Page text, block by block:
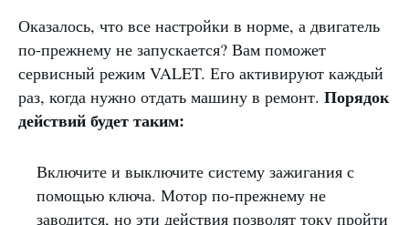
Оказалось, что все настройки в норме, а двигатель
по-прежнему не запускается? Вам поможет
сервисный режим VALET. Его активируют каждый
раз, когда нужно отдать машину в ремонт. Порядок
действий будет таким:
Включите и выключите систему зажигания с
помощью ключа. Мотор по-прежнему не
заводится, но эти действия позволят току пройти